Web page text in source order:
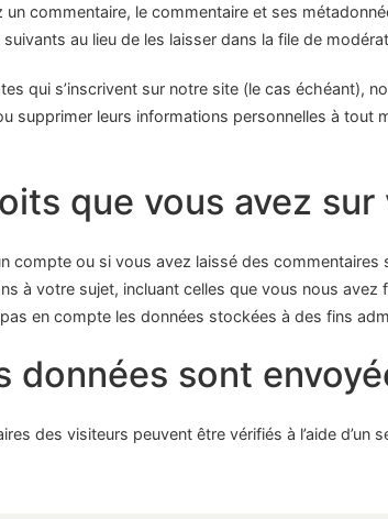
un commentaire, le commentaire et ses
au lieu de les laisser dans la file de
qui s’inscrivent sur notre site (le cas échéant),
supprimer leurs informations personnelles à tout
que vous avez
compte ou si vous avez laissé des
à votre sujet, incluant celles que vous nous
en compte les données stockées à des fins
données sont
des visiteurs peuvent être vérifiés à l’aide